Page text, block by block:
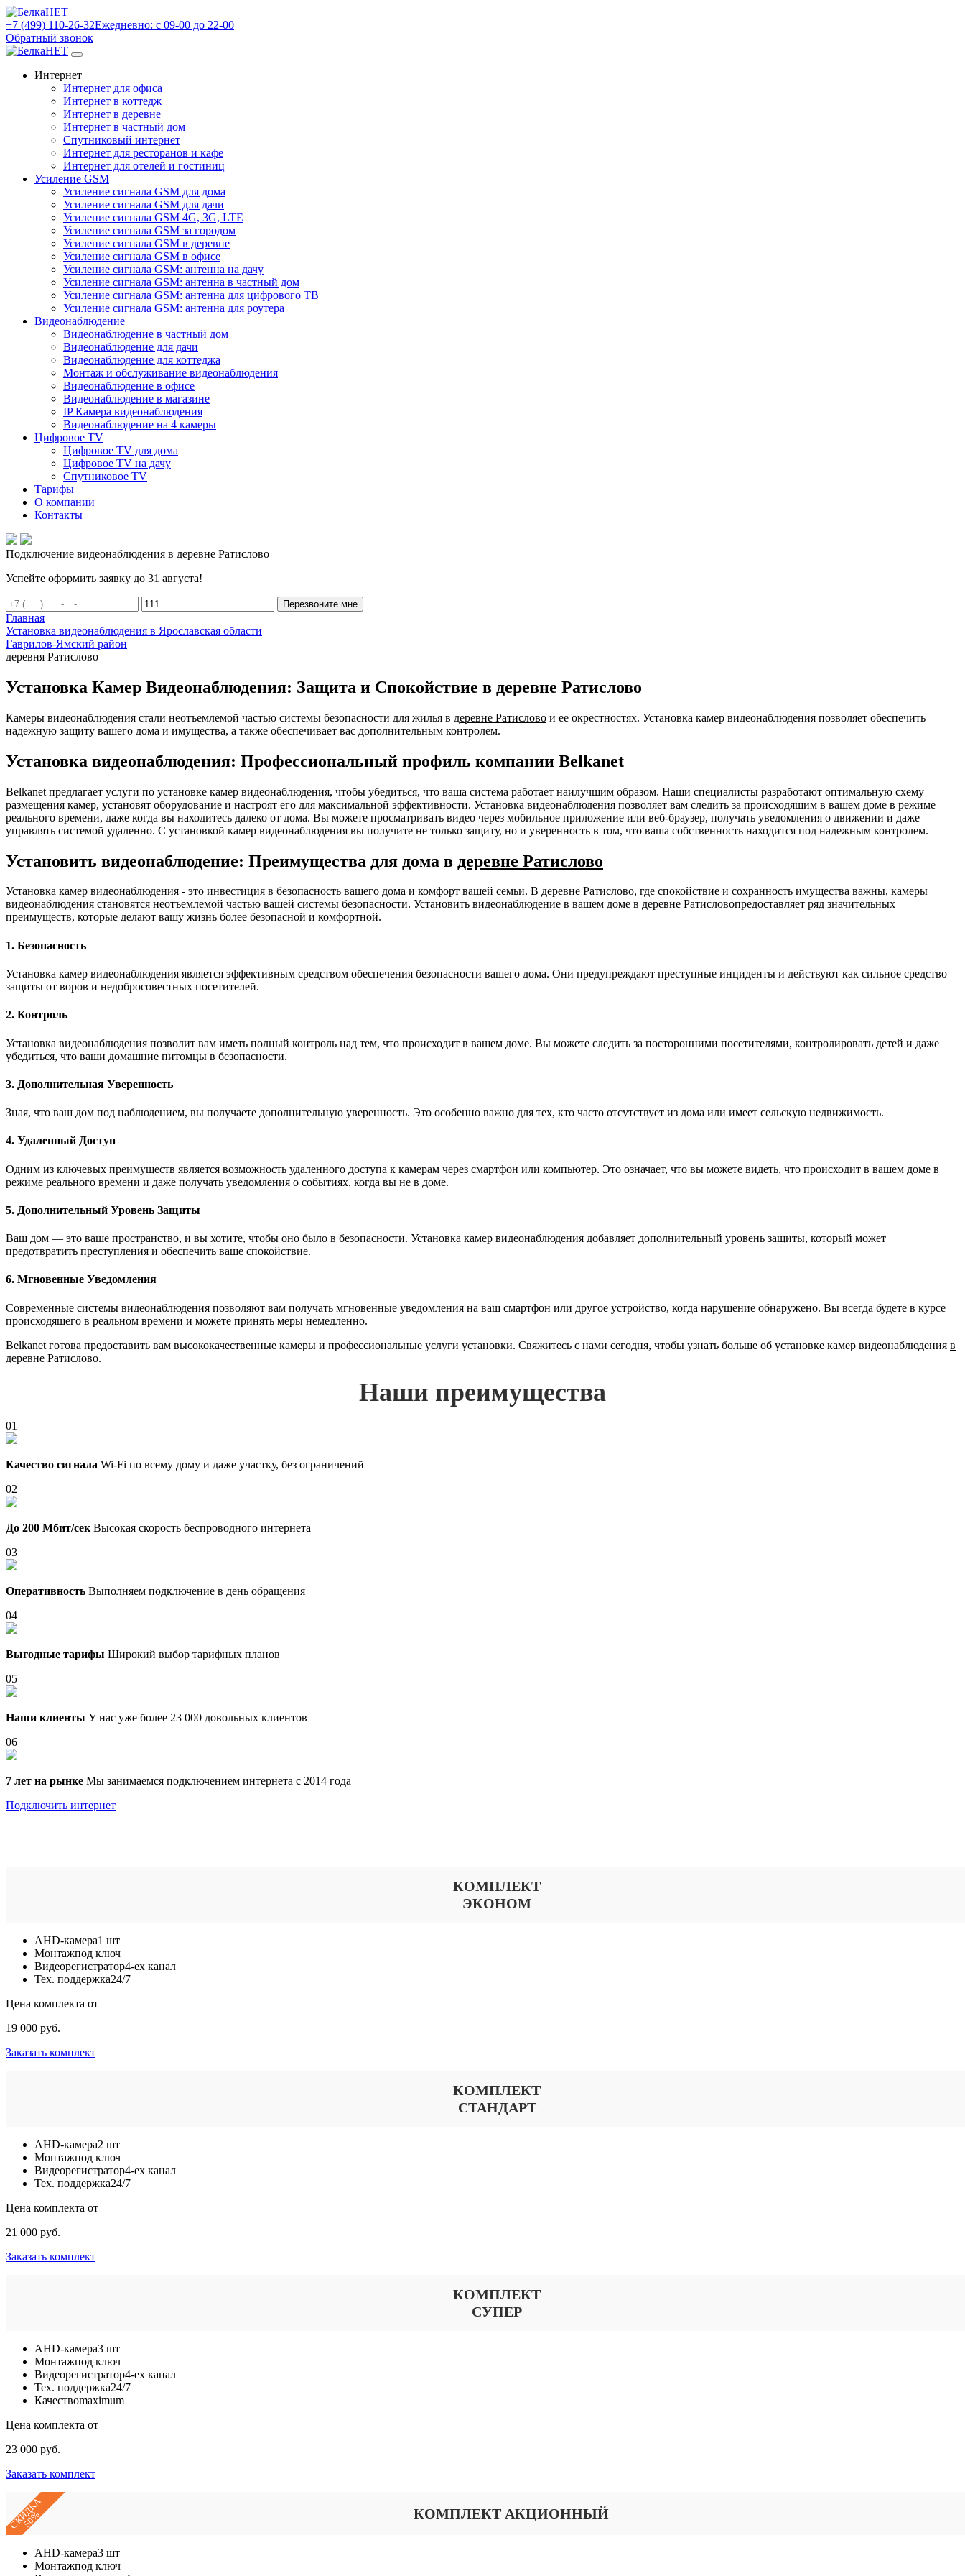
+7 (499) 110-26-32Ежедневно: с 09-00 до 22-00
Обратный звонок
Интернет
Интернет для офиса
Интернет в коттедж
Интернет в деревне
Интернет в частный дом
Спутниковый интернет
Интернет для ресторанов и кафе
Интернет для отелей и гостиниц
Усиление GSM
Усиление сигнала GSM для дома
Усиление сигнала GSM для дачи
Усиление сигнала GSM 4G, 3G, LTE
Усиление сигнала GSM за городом
Усиление сигнала GSM в деревне
Усиление сигнала GSM в офисе
Усиление сигнала GSM: антенна на дачу
Усиление сигнала GSM: антенна в частный дом
Усиление сигнала GSM: антенна для цифрового ТВ
Усиление сигнала GSM: антенна для роутера
Видеонаблюдение
Видеонаблюдение в частный дом
Видеонаблюдение для дачи
Видеонаблюдение для коттеджа
Монтаж и обслуживание видеонаблюдения
Видеонаблюдение в офисе
Видеонаблюдение в магазине
IP Камера видеонаблюдения
Видеонаблюдение на 4 камеры
Цифровое TV
Цифровое TV для дома
Цифровое TV на дачу
Спутниковое TV
Тарифы
О компании
Контакты
Подключение видеонаблюдения в деревне Ратислово
Успейте оформить заявку до 31 августа!
Перезвоните мне
Главная
Установка видеонаблюдения в Ярославская области
Гаврилов-Ямский район
деревня Ратислово
Установка Камер Видеонаблюдения: Защита и Спокойствие в деревне Ратислово
Камеры видеонаблюдения стали неотъемлемой частью системы безопасности для жилья в деревне Ратислово и ее окрестностях. Установка камер видеонаблюдения позволяет обеспечить
надежную защиту вашего дома и имущества, а также обеспечивает вас дополнительным контролем.
Установка видеонаблюдения: Профессиональный профиль компании Belkanet
Belkanet предлагает услуги по установке камер видеонаблюдения, чтобы убедиться, что ваша система работает наилучшим образом. Наши специалисты разработают оптимальную схему
размещения камер, установят оборудование и настроят его для максимальной эффективности. Установка видеонаблюдения позволяет вам следить за происходящим в вашем доме в режиме
реального времени, даже когда вы находитесь далеко от дома. Вы можете просматривать видео через мобильное приложение или веб-браузер, получать уведомления о движении и даже
управлять системой удаленно. С установкой камер видеонаблюдения вы получите не только защиту, но и уверенность в том, что ваша собственность находится под надежным контролем.
Установить видеонаблюдение: Преимущества для дома в деревне Ратислово
Установка камер видеонаблюдения - это инвестиция в безопасность вашего дома и комфорт вашей семьи. В деревне Ратислово, где спокойствие и сохранность имущества важны, камеры
видеонаблюдения становятся неотъемлемой частью вашей системы безопасности. Установить видеонаблюдение в вашем доме в деревне Ратисловопредоставляет ряд значительных
преимуществ, которые делают вашу жизнь более безопасной и комфортной.
1. Безопасность
Установка камер видеонаблюдения является эффективным средством обеспечения безопасности вашего дома. Они предупреждают преступные инциденты и действуют как сильное средство
защиты от воров и недобросовестных посетителей.
2. Контроль
Установка видеонаблюдения позволит вам иметь полный контроль над тем, что происходит в вашем доме. Вы можете следить за посторонними посетителями, контролировать детей и даже
убедиться, что ваши домашние питомцы в безопасности.
3. Дополнительная Уверенность
Зная, что ваш дом под наблюдением, вы получаете дополнительную уверенность. Это особенно важно для тех, кто часто отсутствует из дома или имеет сельскую недвижимость.
4. Удаленный Доступ
Одним из ключевых преимуществ является возможность удаленного доступа к камерам через смартфон или компьютер. Это означает, что вы можете видеть, что происходит в вашем доме в
режиме реального времени и даже получать уведомления о событиях, когда вы не в доме.
5. Дополнительный Уровень Защиты
Ваш дом — это ваше пространство, и вы хотите, чтобы оно было в безопасности. Установка камер видеонаблюдения добавляет дополнительный уровень защиты, который может
предотвратить преступления и обеспечить ваше спокойствие.
6. Мгновенные Уведомления
Современные системы видеонаблюдения позволяют вам получать мгновенные уведомления на ваш смартфон или другое устройство, когда нарушение обнаружено. Вы всегда будете в курсе
происходящего в реальном времени и можете принять меры немедленно.
Belkanet готова предоставить вам высококачественные камеры и профессиональные услуги установки. Свяжитесь с нами сегодня, чтобы узнать больше об установке камер видеонаблюдения в
деревне Ратислово.
Наши преимущества
01
Качество сигнала Wi-Fi по всему дому и даже участку, без ограничений
02
До 200 Мбит/сек Высокая скорость беспроводного интернета
03
Оперативность Выполняем подключение в день обращения
04
Выгодные тарифы Широкий выбор тарифных планов
05
Наши клиенты У нас уже более 23 000 довольных клиентов
06
7 лет на рынке Мы занимаемся подключением интернета с 2014 года
Подключить интернет
КОМПЛЕКТ
ЭКОНОМ
AHD-камера1 шт
Монтажпод ключ
Видеорегистратор4-ех канал
Тех. поддержка24/7
Цена комплекта от
19 000 руб.
Заказать комплект
КОМПЛЕКТ
СТАНДАРТ
AHD-камера2 шт
Монтажпод ключ
Видеорегистратор4-ех канал
Тех. поддержка24/7
Цена комплекта от
21 000 руб.
Заказать комплект
КОМПЛЕКТ
СУПЕР
AHD-камера3 шт
Монтажпод ключ
Видеорегистратор4-ех канал
Тех. поддержка24/7
Качествоmaximum
Цена комплекта от
23 000 руб.
Заказать комплект
СКИДКА
50% КОМПЛЕКТ АКЦИОННЫЙ
AHD-камера3 шт
Монтажпод ключ